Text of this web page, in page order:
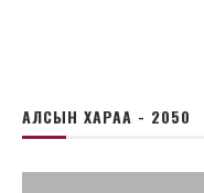
АЛСЫН ХАРАА - 2050